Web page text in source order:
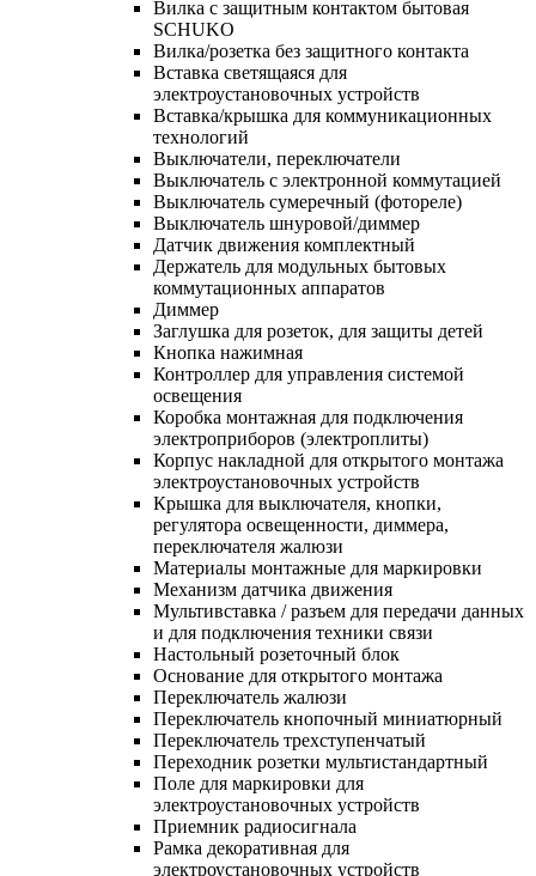
Вилка с защитным контактом бытовая
SCHUKO
Вилка/розетка без защитного контакта
Вставка светящаяся для
электроустановочных устройств
Вставка/крышка для коммуникационных
технологий
Выключатели, переключатели
Выключатель с электронной коммутацией
Выключатель сумеречный (фотореле)
Выключатель шнуровой/диммер
Датчик движения комплектный
Держатель для модульных бытовых
коммутационных аппаратов
Диммер
Заглушка для розеток, для защиты детей
Кнопка нажимная
Контроллер для управления системой
освещения
Коробка монтажная для подключения
электроприборов (электроплиты)
Корпус накладной для открытого монтажа
электроустановочных устройств
Крышка для выключателя, кнопки,
регулятора освещенности, диммера,
переключателя жалюзи
Материалы монтажные для маркировки
Механизм датчика движения
Мультивставка / разъем для передачи данных
и для подключения техники связи
Настольный розеточный блок
Основание для открытого монтажа
Переключатель жалюзи
Переключатель кнопочный миниатюрный
Переключатель трехступенчатый
Переходник розетки мультистандартный
Поле для маркировки для
электроустановочных устройств
Приемник радиосигнала
Рамка декоративная для
электроустановочных устройств